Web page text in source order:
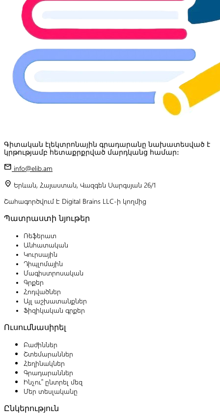
Գիտական էլեկտրոնային գրադարանը նախատեսված է
կրթությամբ հետաքրքրված մարդկանց համար:
mail info@elib.am
location_on Երևան, Հայաստան, Վազգեն Սարգսյան 26/1
Շահագործվում է Digital Brains LLC-ի կողմից
Պատրաստի նյութեր
Ռեֆերատ
Անհատական
Կուրսային
Դիպլոմային
Մագիստրոսական
Գրքեր
Հոդվածներ
Այլ աշխատանքներ
Ֆիզիկական գրքեր
Ուսումնասիրել
Բաժիններ
Շտեմարաններ
Հեղինակներ
Գրադարաններ
Ինչու՞ ընտրել մեզ
Մեր տեսլականը
Ընկերություն